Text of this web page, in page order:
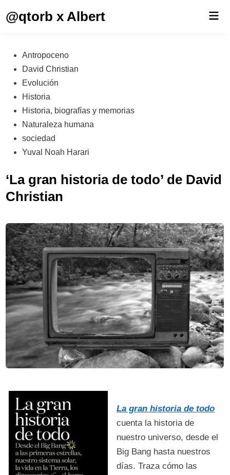
@qtorb x Albert
Publicado
en
Antropoceno
David Christian
Evolución
Historia
Historia, biografías y memorias
Naturaleza humana
sociedad
Yuval Noah Harari
‘La gran historia de todo’ de David
Christian
La gran historia de todo
cuenta la historia de
nuestro universo, desde el
Big Bang hasta nuestros
días. Traza cómo las